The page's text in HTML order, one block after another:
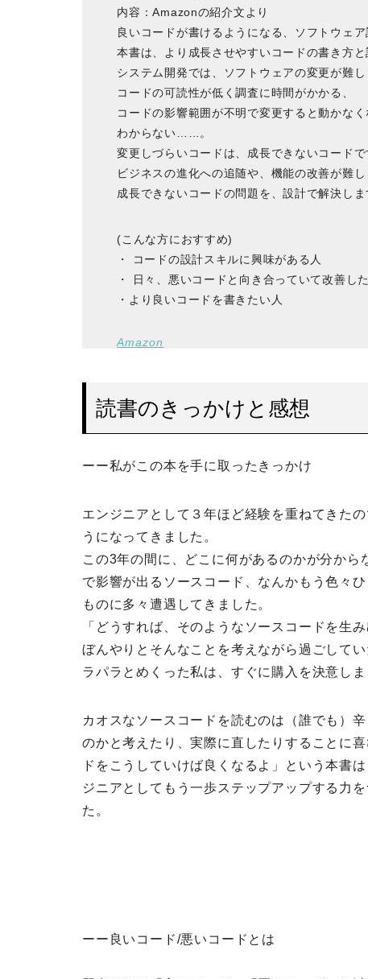
内容：Amazonの紹介文より
良いコードが書けるようになる、ソフトウェ
本書は、より成長させやすいコードの書き方と
システム開発では、ソフトウェアの変更が難し
コードの可読性が低く調査に時間がかかる、
コードの影響範囲が不明で変更すると動かな
わからない……。
変更しづらいコードは、成長できないコードで
ビジネスの進化への追随や、機能の改善が難し
成長できないコードの問題を、設計で解決しま
(こんな方におすすめ)
・ コードの設計スキルに興味がある人
・ 日々、悪いコードと向き合っていて改善し
・より良いコードを書きたい人
Amazon
読書のきっかけと感想
ーー私がこの本を手に取ったきっかけ
エンジニアとして３年ほど経験を重ねてきた
うになってきました。
この3年の間に、どこに何があるのかが分か
で影響が出るソースコード、なんかもう色々
ものに多々遭遇してきました。
「どうすれば、そのようなソースコードを生
ぼんやりとそんなことを考えながら過ごして
ラパラとめくった私は、すぐに購入を決意しま
カオスなソースコードを読むのは（誰でも）
のかと考えたり、実際に直したりすることに
ドをこうしていけば良くなるよ」という本書
ジニアとしてもう一歩ステップアップする力
た。
ーー良いコード/悪いコードとは